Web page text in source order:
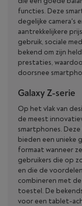
functies. Deze
degelijke camera's
aantrekkelijkere
gebruik, sociale
bekend om zijn
prestaties,
doorsnee
Galaxy Z-serie
Op het vlak van
de meest
smartphones.
bieden een unieke
formaat wanneer
gebruikers die op
en die de
combineren met
toestel. De
voor een tablet-